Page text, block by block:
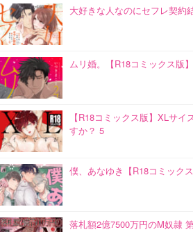
大好きな人なのにセフレ契
ムリ婚。【R18コミックス版
【R18コミックス版】XLサ
すか？ 5
僕、あなゆき【R18コミックス
落札額2億7500万円のM奴隷